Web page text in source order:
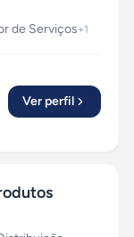
de Serviços+1
Ver perfil